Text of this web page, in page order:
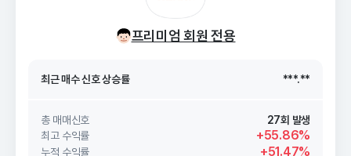
프리미엄 회원 전용
26. 08/08
최근 매수 신호 상승률 ***.**
최근 매수 신호 ***.**
총 매매신호
27회 발생
최고 수익률
+55.86%
누적 수익률 +51.47%